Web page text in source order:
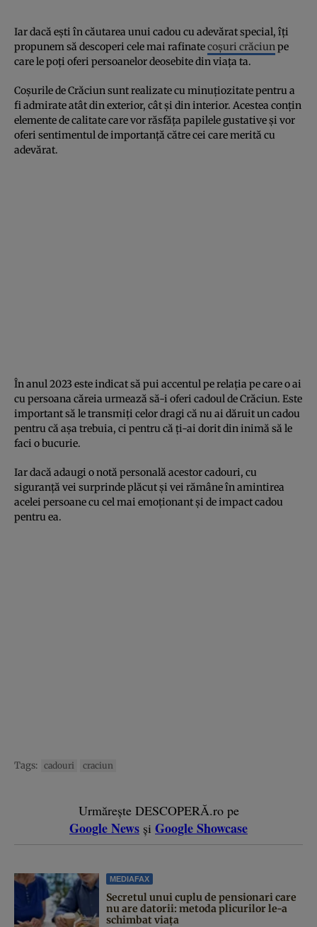
Iar dacă ești în căutarea unui cadou cu adevărat special, îți
propunem să descoperi cele mai rafinatecoșuri crăciunpe
care le poți oferi persoanelor deosebite din viața ta.
Coșurile de Crăciun sunt realizate cu minuțiozitate pentru a
fi admirate atât din exterior, cât și din interior. Acestea conțin
elemente de calitate care vor răsfăța papilele gustative și vor
oferi sentimentul de importanță către cei care merită cu
adevărat.
În anul 2023 este indicat să pui accentul pe relația pe care o ai
cu persoana căreia urmează să-i oferi cadoul de Crăciun. Este
important să le transmiți celor dragi că nu ai dăruit un cadou
pentru că așa trebuia, ci pentru că ți-ai dorit din inimă să le
faci o bucurie.
Iar dacă adaugi o notă personală acestor cadouri, cu
siguranță vei surprinde plăcut și vei rămâne în amintirea
acelei persoane cu cel mai emoționant și de impact cadou
pentru ea.
Tags: cadouri craciun
Urmărește DESCOPERĂ.ro pe
Google News și Google Showcase
MEDIAFAX
Secretul unui cuplu de pensionari care
nu are datorii: metoda plicurilor le-a
schimbat viața